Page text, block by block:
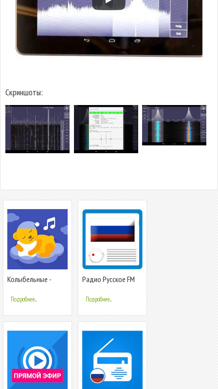
Скриншоты:
Колыбельные -
2020 - Оффлайн
Подробнее...
Радио Русское FM
Подробнее...